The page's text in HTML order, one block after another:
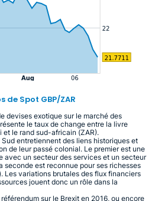
de Spot GBP/ZAR
devises exotique sur le marché des
le taux de change entre la livre
et le rand sud-africain (ZAR).
Sud entretiennent des liens historiques et
de leur passé colonial. Le premier est une
avec un secteur des services et un secteur
seconde est reconnue pour ses richesses
Les variations brutales des flux financiers
jouent donc un rôle dans la
sur le Brexit en 2016, ou encore